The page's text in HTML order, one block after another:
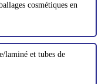
cosmétiques en
laminé et tubes de